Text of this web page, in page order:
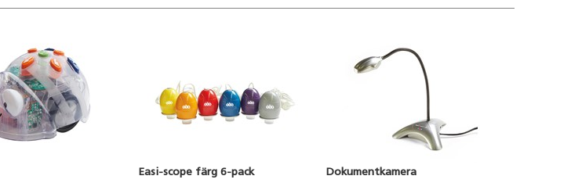
Easi-scope färg 6-pack Dokumentkamera